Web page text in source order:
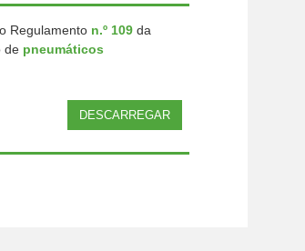
Regulamento n.º 109 da
de pneumáticos
DESCARREGAR